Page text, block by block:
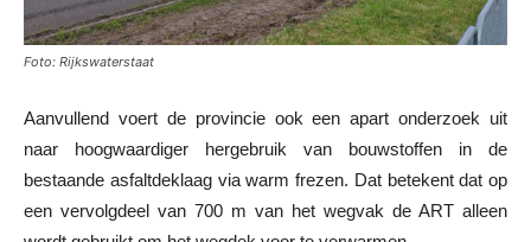
Foto: Rijkswaterstaat
Aanvullend voert de provincie ook een apart onderzoek uit
naar hoogwaardiger hergebruik van bouwstoffen in de
bestaande asfaltdeklaag via warm frezen. Dat betekent dat op
een vervolgdeel van 700 m van het wegvak de ART alleen